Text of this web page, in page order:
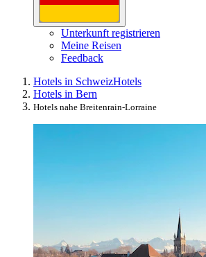
Unterkunft registrieren
Meine Reisen
Feedback
Hotels in SchweizHotels
Hotels in Bern
Hotels nahe Breitenrain-Lorraine